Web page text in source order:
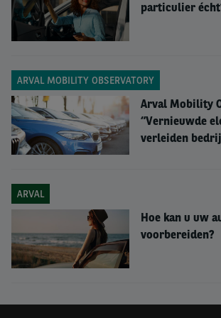
van de mogelijke impact ervan op de
internationale wagenparken.
particulier
ARVAL MOBILITY OBSERVATORY
Arval Mobility
“Vernieuwde
verleiden
ARVAL
Hoe kan u uw
voorbereiden?